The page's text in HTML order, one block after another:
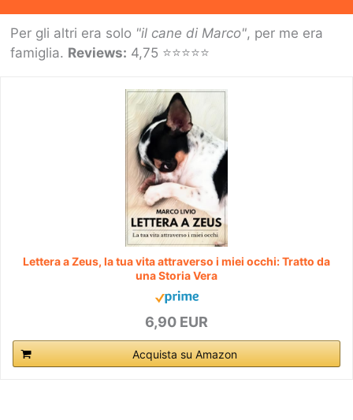
Per gli altri era solo "il cane di Marco", per me era
famiglia. Reviews: 4,75 ⭐⭐⭐⭐⭐
Lettera a Zeus, la tua vita attraverso i miei occhi: Tratto da
una Storia Vera
6,90 EUR
Acquista su Amazon